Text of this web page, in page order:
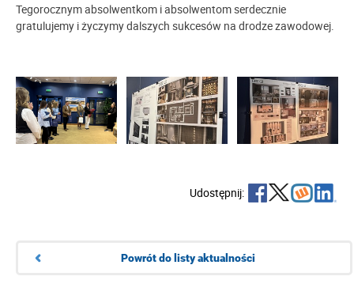
Tegorocznym absolwentkom i absolwentom serdecznie
gratulujemy i życzymy dalszych sukcesów na drodze zawodowej.
Udostępnij:
Powrót do listy aktualności